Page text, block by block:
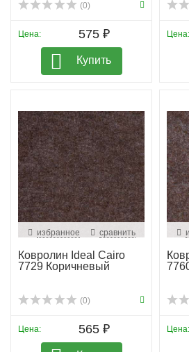
(0)
Цена: 575 ₽
Купить
Цена:
избранное сравнить
Ковролин Ideal Cairo
7729 Коричневый
(0)
Цена: 565 ₽ Цена: